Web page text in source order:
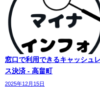
窓口で利用できるキャッシュレ
ス決済 - 高畠町
2025年12月15日